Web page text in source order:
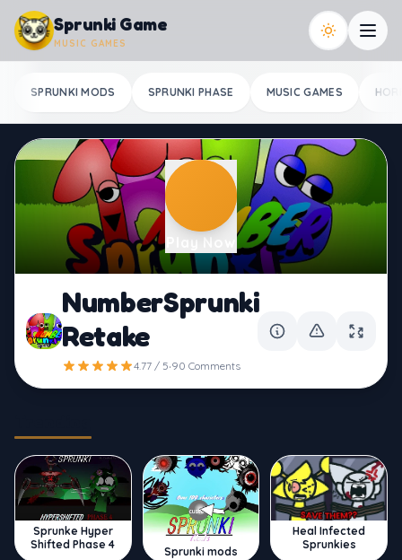
Skip to content
Sprunki Game
MUSIC GAMES
SPRUNKI MODS SPRUNKI PHASE MUSIC GAMES
Play Now
NumberSprunki
Retake
4.77 / 5·90 Comments
Sprunke Hyper
Shifted Phase 4
Sprunki mods
Heal Infected
Sprunkies